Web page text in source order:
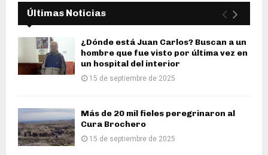
Últimas Noticias
¿Dónde está Juan Carlos? Buscan a un
hombre que fue visto por última vez en
un hospital del interior
15 de septiembre de 2025
Más de 20 mil fieles peregrinaron al
Cura Brochero
15 de septiembre de 2025